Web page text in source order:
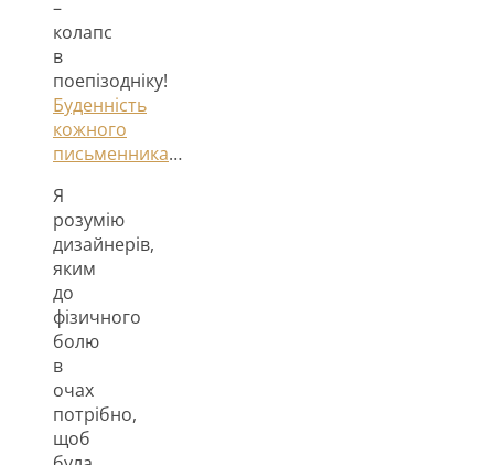
–
колапс
в
поепізодніку!
Буденність
кожного
письменника…
Я
розумію
дизайнерів,
яким
до
фізичного
болю
в
очах
потрібно,
щоб